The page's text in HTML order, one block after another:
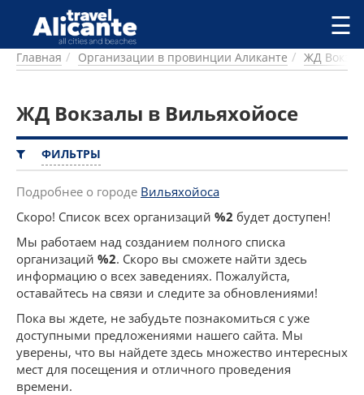
Перейти к основному содержанию
ГОРОДА
ПИТАНИЕ
ПРОЖИВАНИЕ
ПЛЯЖИ
ДОСТОПРИМЕЧАТЕЛЬНОСТИ
КЕМПИНГ
КОМАРКИ (РАЙОНЫ)
РЕЦЕПТЫ
ПРЕДЛОЖЕНИЯ
СТАТЬИ
УСЛУГИ
☰
Главная Организации в провинции Аликанте ЖД
ЖД Вокзалы в Вильяхойосе
ФИЛЬТРЫ
Подробнее о городе Вильяхойоса
Скоро! Список всех организаций %2 будет доступен!
Мы работаем над созданием полного списка
организаций %2. Скоро вы сможете найти здесь
информацию о всех заведениях. Пожалуйста,
оставайтесь на связи и следите за обновлениями!
Пока вы ждете, не забудьте познакомиться с уже
доступными предложениями нашего сайта. Мы
уверены, что вы найдете здесь множество интересных
мест для посещения и отличного проведения
времени.